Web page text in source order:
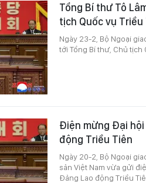
Tổng Bí thư Tô
tịch Quốc vụ Triều
Ngày 23-2, Bộ Ngoại
tới Tổng Bí thư, Chủ tịch
Điện mừng Đại
động Triều Tiên
Ngày 20-2, Bộ Ngoại
sản Việt Nam vừa gửi
Đảng Lao động Triều